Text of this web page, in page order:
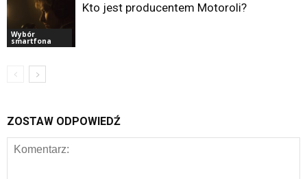
Wybór
smartfona
Kto jest producentem Motoroli?
ZOSTAW ODPOWIEDŹ